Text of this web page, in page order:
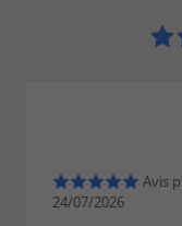
Avis
24/07/2026